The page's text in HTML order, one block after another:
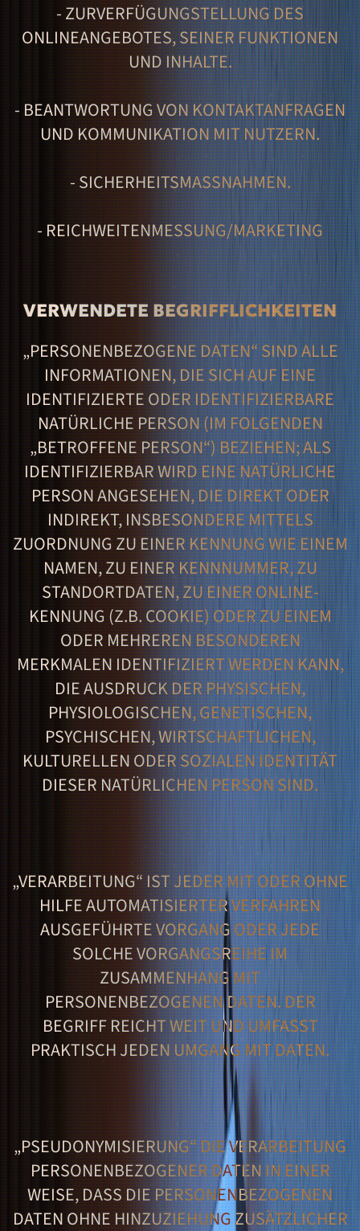
- ZURVERFÜGUNGSTELLUNG DES
ONLINEANGEBOTES, SEINER FUNKTIONEN
UND INHALTE.
- BEANTWORTUNG VON KONTAKTANFRAGEN
UND KOMMUNIKATION MIT NUTZERN.
- SICHERHEITSMASSNAHMEN.
- REICHWEITENMESSUNG/MARKETING
VERWENDETE BEGRIFFLICHKEITEN
„PERSONENBEZOGENE DATEN“ SIND ALLE
INFORMATIONEN, DIE SICH AUF EINE
IDENTIFIZIERTE ODER IDENTIFIZIERBARE
NATÜRLICHE PERSON (IM FOLGENDEN
„BETROFFENE PERSON“) BEZIEHEN; ALS
IDENTIFIZIERBAR WIRD EINE NATÜRLICHE
PERSON ANGESEHEN, DIE DIREKT ODER
INDIREKT, INSBESONDERE MITTELS
ZUORDNUNG ZU EINER KENNUNG WIE EINEM
NAMEN, ZU EINER KENNNUMMER, ZU
STANDORTDATEN, ZU EINER ONLINE-
KENNUNG (Z.B. COOKIE) ODER ZU EINEM
ODER MEHREREN BESONDEREN
MERKMALEN IDENTIFIZIERT WERDEN KANN,
DIE AUSDRUCK DER PHYSISCHEN,
PHYSIOLOGISCHEN, GENETISCHEN,
PSYCHISCHEN, WIRTSCHAFTLICHEN,
KULTURELLEN ODER SOZIALEN IDENTITÄT
DIESER NATÜRLICHEN PERSON SIND.
„VERARBEITUNG“ IST JEDER MIT ODER OHNE
HILFE AUTOMATISIERTER VERFAHREN
AUSGEFÜHRTE VORGANG ODER JEDE
SOLCHE VORGANGSREIHE IM
ZUSAMMENHANG MIT
PERSONENBEZOGENEN DATEN. DER
BEGRIFF REICHT WEIT UND UMFASST
PRAKTISCH JEDEN UMGANG MIT DATEN.
„PSEUDONYMISIERUNG“ DIE VERARBEITUNG
PERSONENBEZOGENER DATEN IN EINER
WEISE, DASS DIE PERSONENBEZOGENEN
DATEN OHNE HINZUZIEHUNG ZUSÄTZLICHER